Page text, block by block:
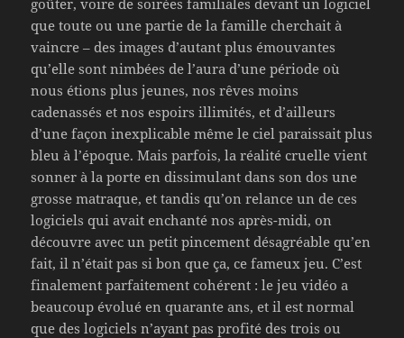
que toute ou une partie de la famille cherchait à
vaincre – des images d’autant plus émouvantes
qu’elle sont nimbées de l’aura d’une période où
nous étions plus jeunes, nos rêves moins
cadenassés et nos espoirs illimités, et d’ailleurs
d’une façon inexplicable même le ciel paraissait plus
bleu à l’époque. Mais parfois, la réalité cruelle vient
sonner à la porte en dissimulant dans son dos une
grosse matraque, et tandis qu’on relance un de ces
logiciels qui avait enchanté nos après-midi, on
découvre avec un petit pincement désagréable qu’en
fait, il n’était pas si bon que ça, ce fameux jeu. C’est
finalement parfaitement cohérent : le jeu vidéo a
beaucoup évolué en quarante ans, et il est normal
que des logiciels n’ayant pas profité des trois ou